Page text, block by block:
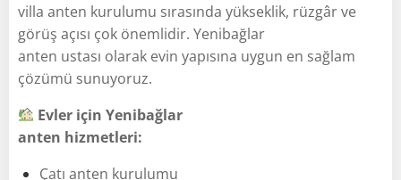
villa anten kurulumu sırasında yükseklik, rüzgâr ve
görüş açısı çok önemlidir. Yenibağlar
anten ustası olarak evin yapısına uygun en sağlam
çözümü sunuyoruz.
Evler için Yenibağlar
anten hizmetleri:
Çatı anten kurulumu